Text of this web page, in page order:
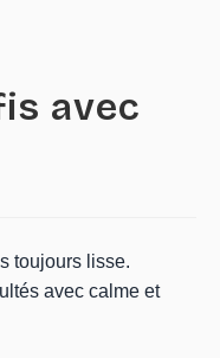
avec
toujours lisse.
avec calme et